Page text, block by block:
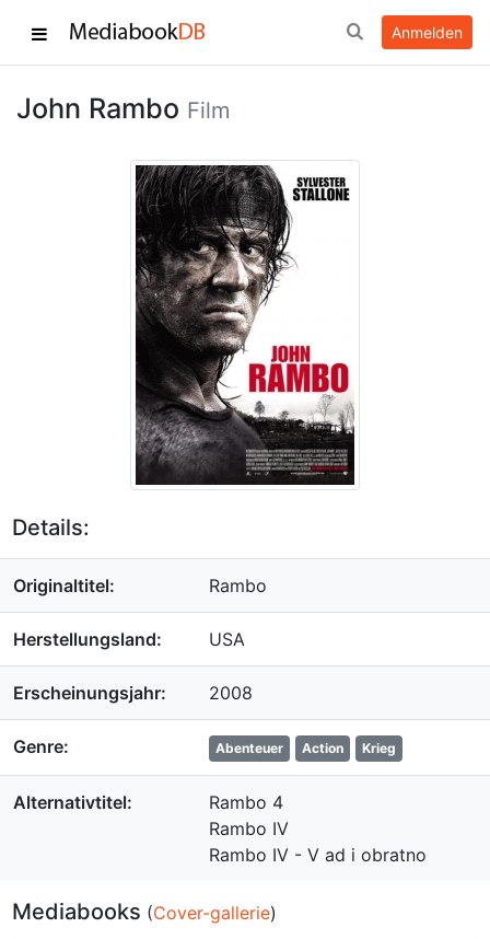
Anmelden
John Rambo Film
Details:
Originaltitel: Rambo
Herstellungsland: USA
Erscheinungsjahr: 2008
Genre: Abenteuer Action Krieg
Alternativtitel:
Rambo 4
Rambo IV
Rambo IV - V ad i obratno
Mediabooks (Cover-gallerie)